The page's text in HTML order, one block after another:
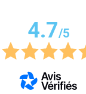
4.7/5